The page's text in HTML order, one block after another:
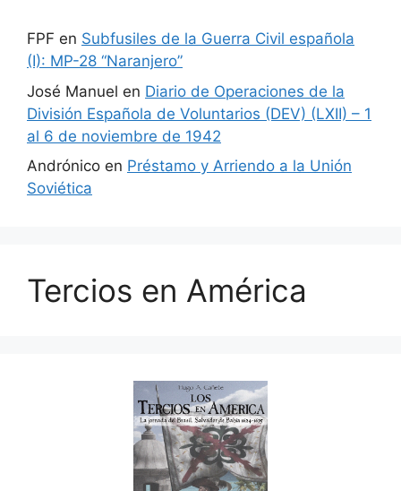
FPF en Subfusiles de la Guerra Civil española
(I): MP-28 “Naranjero”
José Manuel en Diario de Operaciones de la
División Española de Voluntarios (DEV) (LXII) – 1
al 6 de noviembre de 1942
Andrónico en Préstamo y Arriendo a la Unión
Soviética
Tercios en América